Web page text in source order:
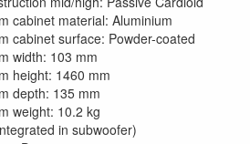
cabinet material: Aluminium
cabinet surface: Powder-coated
width: 103 mm
height: 1460 mm
depth: 135 mm
weight: 10.2 kg
in subwoofer)